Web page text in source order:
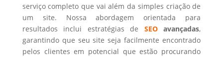
serviço completo que vai além da simples criação de
um site. Nossa abordagem orientada para
resultados inclui estratégias de SEOavançadas,
garantindo que seu site seja facilmente encontrado
pelos clientes em potencial que estão procurando